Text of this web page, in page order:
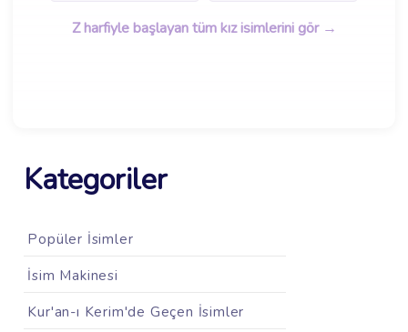
Z harfiyle başlayan tüm kız isimlerini gör →
Kategoriler
Popüler İsimler
İsim Makinesi
Kur'an-ı Kerim'de Geçen İsimler